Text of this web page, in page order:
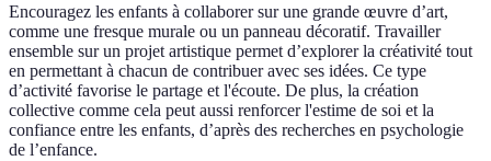
Encouragez les enfants à collaborer sur une grande œuvre d’art,
comme une fresque murale ou un panneau décoratif. Travailler
ensemble sur un projet artistique permet d’explorer la créativité tout
en permettant à chacun de contribuer avec ses idées. Ce type
d’activité favorise le partage et l'écoute. De plus, la création
collective comme cela peut aussi renforcer l'estime de soi et la
confiance entre les enfants, d’après des recherches en psychologie
de l’enfance.